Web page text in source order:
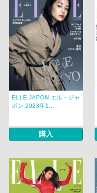
ELLE JAPON エル・ジャ
ポン 2023年1...
購入